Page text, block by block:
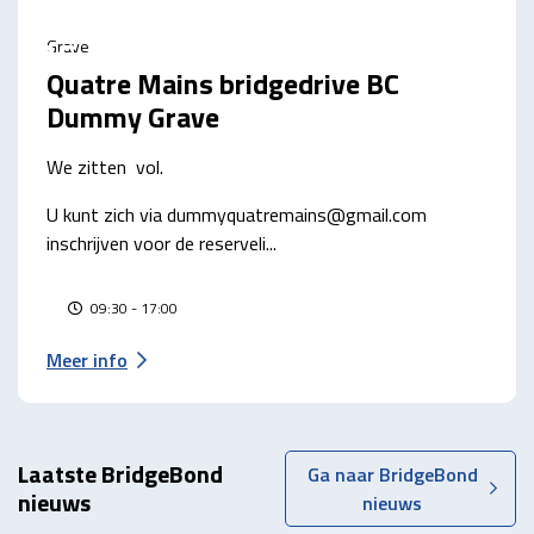
26
Grave
Quatre Mains bridgedrive BC
Dummy Grave
We zitten vol.
U kunt zich via dummyquatremains@gmail.com
inschrijven voor de reserveli...
09:30 - 17:00
Meer info
Laatste BridgeBond
nieuws
Ga naar BridgeBond
nieuws